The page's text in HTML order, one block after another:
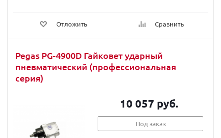
Отложить Сравнить
Pegas PG-4900D Гайковет ударный
пневматический (профессиональная
серия)
10 057 руб.
Под заказ